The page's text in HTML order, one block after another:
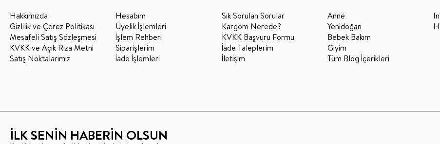
Hakkımızda
Gizlilik ve Çerez Politikası
Mesafeli Satış Sözleşmesi
KVKK ve Açık Rıza Metni
Satış Noktalarımız
Hesabım
Üyelik İşlemleri
İşlem Rehberi
Siparişlerim
İade İşlemleri
Sık Sorulan Sorular
Kargom Nerede?
KVKK Başvuru Formu
İade Taleplerim
İletişim
Anne
Yenidoğan
Bebek Bakım
Giyim
Tüm Blog İçerikleri
İLK SENİN HABERİN OLSUN